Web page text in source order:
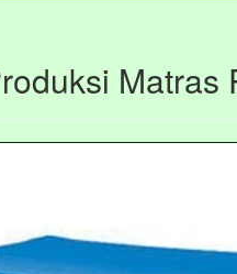
Matras